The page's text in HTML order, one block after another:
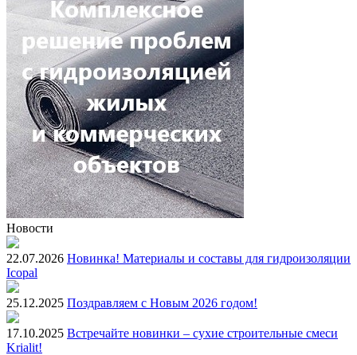
Новости
22.07.2026 Новинка! Материалы и составы для гидроизоляции
Icopal
25.12.2025 Поздравляем с Новым 2026 годом!
17.10.2025 Встречайте новинки – сухие строительные смеси
Krialit!